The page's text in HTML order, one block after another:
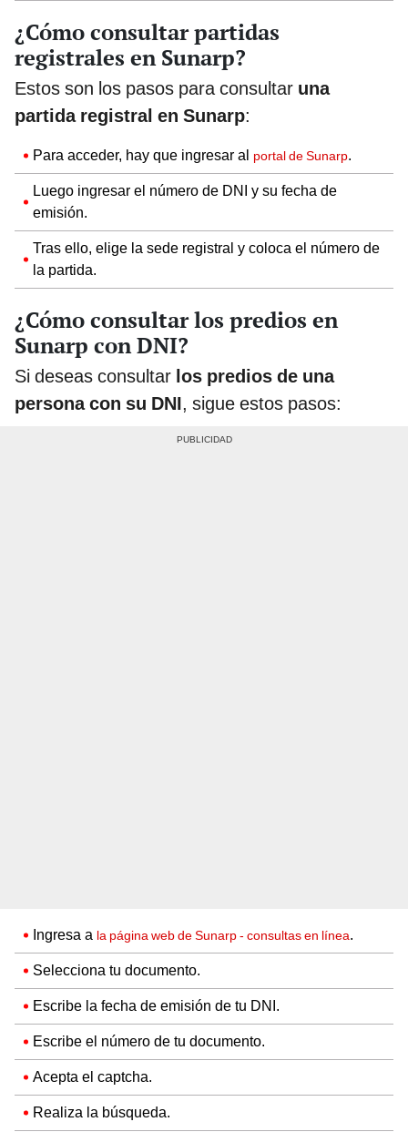
¿Cómo consultar partidas
registrales en Sunarp?
Estos son los pasos para consultar una
partida registral en Sunarp:
Para acceder, hay que ingresar al portal de Sunarp.
Luego ingresar el número de DNI y su fecha de
emisión.
Tras ello, elige la sede registral y coloca el número de
la partida.
¿Cómo consultar los predios en
Sunarp con DNI?
Si deseas consultar los predios de una
persona con su DNI, sigue estos pasos:
Ingresa a la página web de Sunarp - consultas en línea.
Selecciona tu documento.
Escribe la fecha de emisión de tu DNI.
Escribe el número de tu documento.
Acepta el captcha.
Realiza la búsqueda.